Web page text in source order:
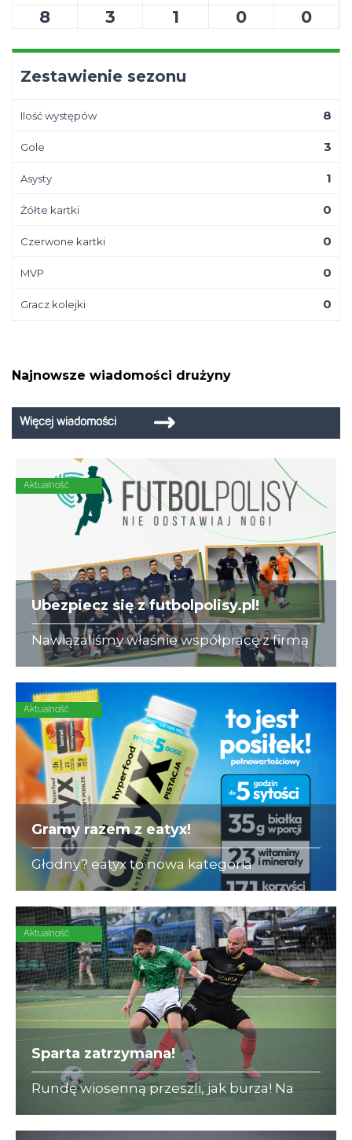
8 3 1 0 0
Zestawienie sezonu
Ilość występów 8
Gole 3
Asysty 1
Żółte kartki 0
Czerwone kartki 0
MVP 0
Gracz kolejki 0
Najnowsze wiadomości drużyny
Więcej wiadomości
Aktualność
Ubezpiecz się z futbolpolisy.pl!
Nawiązaliśmy właśnie współpracę z firmą
futbolpolisy.pl, która na co dzień zajmuje
się ubezpieczeniami dla piłkarzy-
amatorów.
Aktualność
Gramy razem z eatyx!
Głodny? eatyx to nowa kategoria
Hyperfood®, czyli pełnowartościowych
posiłków w różnych postaciach,
mogących zastąpić dowolne danie w
ciągu dnia
Aktualność
Sparta zatrzymana!
Rundę wiosenną przeszli, jak burza! Na
początku rewanżów serię lidera przerywa
DENT-CAR (12:2)!